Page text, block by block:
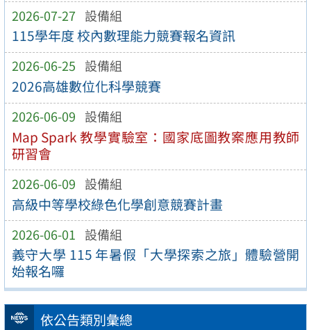
2026-07-27 設備組
115學年度 校內數理能力競賽報名資訊
2026-06-25 設備組
2026高雄數位化科學競賽
2026-06-09 設備組
Map Spark 教學實驗室：國家底圖教案應用教師
研習會
2026-06-09 設備組
高級中等學校綠色化學創意競賽計畫
2026-06-01 設備組
義守大學 115 年暑假「大學探索之旅」體驗營開
始報名囉
依公告類別彙總